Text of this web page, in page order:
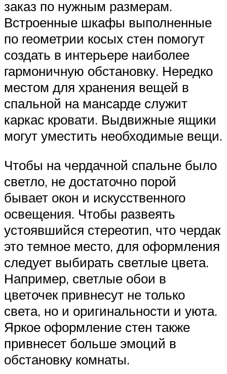
заказ по нужным размерам.
Встроенные шкафы выполненные
по геометрии косых стен помогут
создать в интерьере наиболее
гармоничную обстановку. Нередко
местом для хранения вещей в
спальной на мансарде служит
каркас кровати. Выдвижные ящики
могут уместить необходимые вещи.
Чтобы на чердачной спальне было
светло, не достаточно порой
бывает окон и искусственного
освещения. Чтобы развеять
устоявшийся стереотип, что чердак
это темное место, для оформления
следует выбирать светлые цвета.
Например, светлые обои в
цветочек привнесут не только
света, но и оригинальности и уюта.
Яркое оформление стен также
привнесет больше эмоций в
обстановку комнаты.